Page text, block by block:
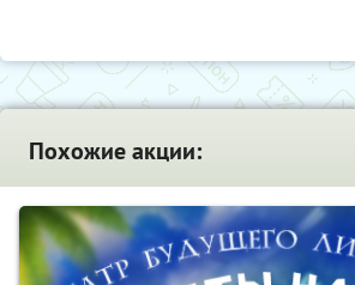
Похожие акции: